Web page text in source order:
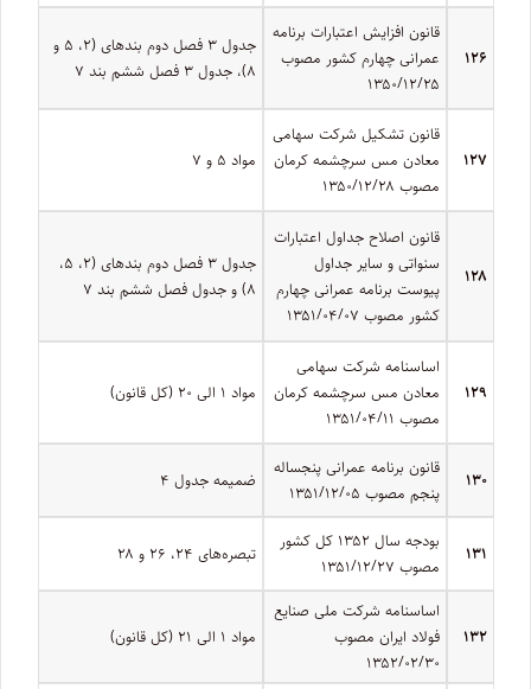
۱۲۶
قانون افزایش اعتبارات برنامه
عمرانی چهارم کشور مصوب
۱۳۵۰/۱۲/۲۵
جدول ۳ فصل دوم بندهای (۲، ۵ و
۸)‌، جدول ۳ فصل ششم بند ۷
۱۲۷
قانون تشکیل شرکت سهامی
معادن مس سرچشمه کرمان
مصوب ۱۳۵۰/۱۲/۲۸
مواد ۵ و ۷
۱۲۸
قانون اصلاح جداول اعتبارات
سنواتی و سایر جداول
پیوست برنامه عمرانی چهارم
کشور مصوب ۱۳۵۱/۰۴/۰۷
جدول ۳ فصل دوم بندهای (۲، ۵،
۸) و جدول فصل ششم بند ۷
۱۲۹
اساسنامه شرکت سهامی
معادن مس سرچشمه کرمان
مصوب ۱۳۵۱/۰۴/۱۱
مواد ۱ الی ۲۰ (کل قانون)
۱۳۰
قانون برنامه عمرانی پنجساله
پنجم مصوب ۱۳۵۱/۱۲/۰۵
ضمیمه جدول ۴
۱۳۱
بودجه سال ۱۳۵۲ کل کشور
مصوب ۱۳۵۱/۱۲/۲۷
تبصره‌­های ۲۴، ۲۶ و ۲۸
۱۳۲
اساسنامه شرکت ملی صنایع
فولاد ایران مصوب
۱۳۵۲/۰۲/۳۰
مواد ۱ الی ۲۱ (کل قانون)